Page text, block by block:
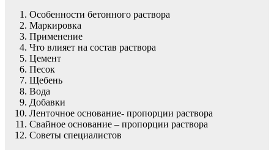
Особенности бетонного раствора
Маркировка
Применение
Что влияет на состав раствора
Цемент
Песок
Щебень
Вода
Добавки
Ленточное основание- пропорции раствора
Свайное основание – пропорции раствора
Советы специалистов